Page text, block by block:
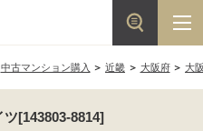
中古マンション購入 近畿 大阪府 大
[143803-8814]